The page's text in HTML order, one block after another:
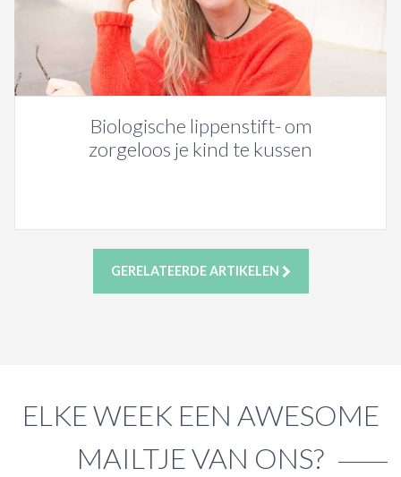
Biologische lippenstift- om
zorgeloos je kind te kussen
GERELATEERDE ARTIKELEN
ELKE WEEK EEN AWESOME
MAILTJE VAN ONS?